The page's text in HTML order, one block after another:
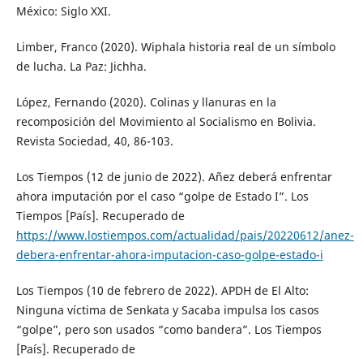
México: Siglo XXI.
Limber, Franco (2020). Wiphala historia real de un símbolo
de lucha. La Paz: Jichha.
López, Fernando (2020). Colinas y llanuras en la
recomposición del Movimiento al Socialismo en Bolivia.
Revista Sociedad, 40, 86-103.
Los Tiempos (12 de junio de 2022). Añez deberá enfrentar
ahora imputación por el caso “golpe de Estado I”. Los
Tiempos [País]. Recuperado de
https://www.lostiempos.com/actualidad/pais/20220612/anez-
debera-enfrentar-ahora-imputacion-caso-golpe-estado-i
Los Tiempos (10 de febrero de 2022). APDH de El Alto:
Ninguna víctima de Senkata y Sacaba impulsa los casos
“golpe”, pero son usados “como bandera”. Los Tiempos
[País]. Recuperado de